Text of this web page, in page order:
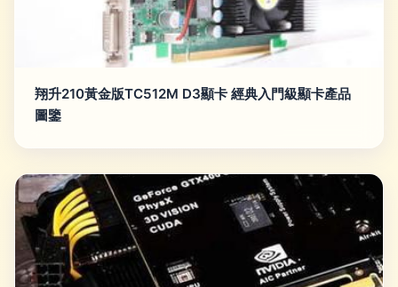
翔升210黃金版TC512M D3顯卡 經典入門級顯卡產品
圖鑒